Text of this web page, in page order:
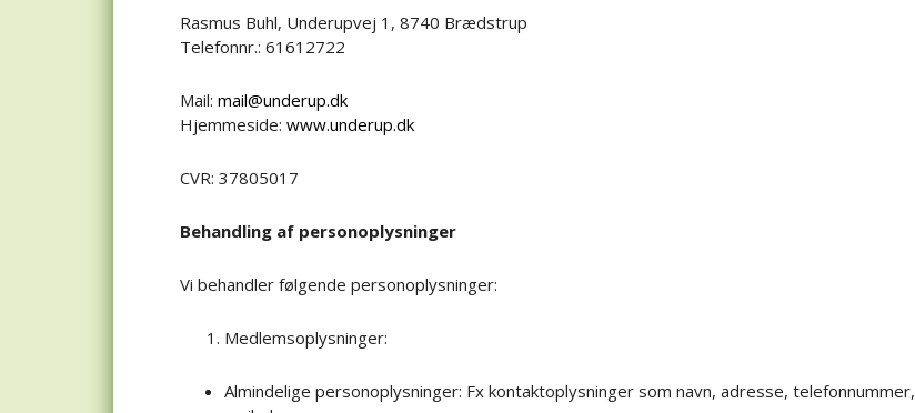
Rasmus Buhl, Underupvej 1, 8740 Brædstrup
Telefonnr.: 61612722
Mail: mail@underup.dk
Hjemmeside: www.underup.dk
CVR: 37805017
Behandling af personoplysninger
Vi behandler følgende personoplysninger:
Medlemsoplysninger:
Almindelige personoplysninger: Fx kontaktoplysninger som navn, adresse, telefonnummer,